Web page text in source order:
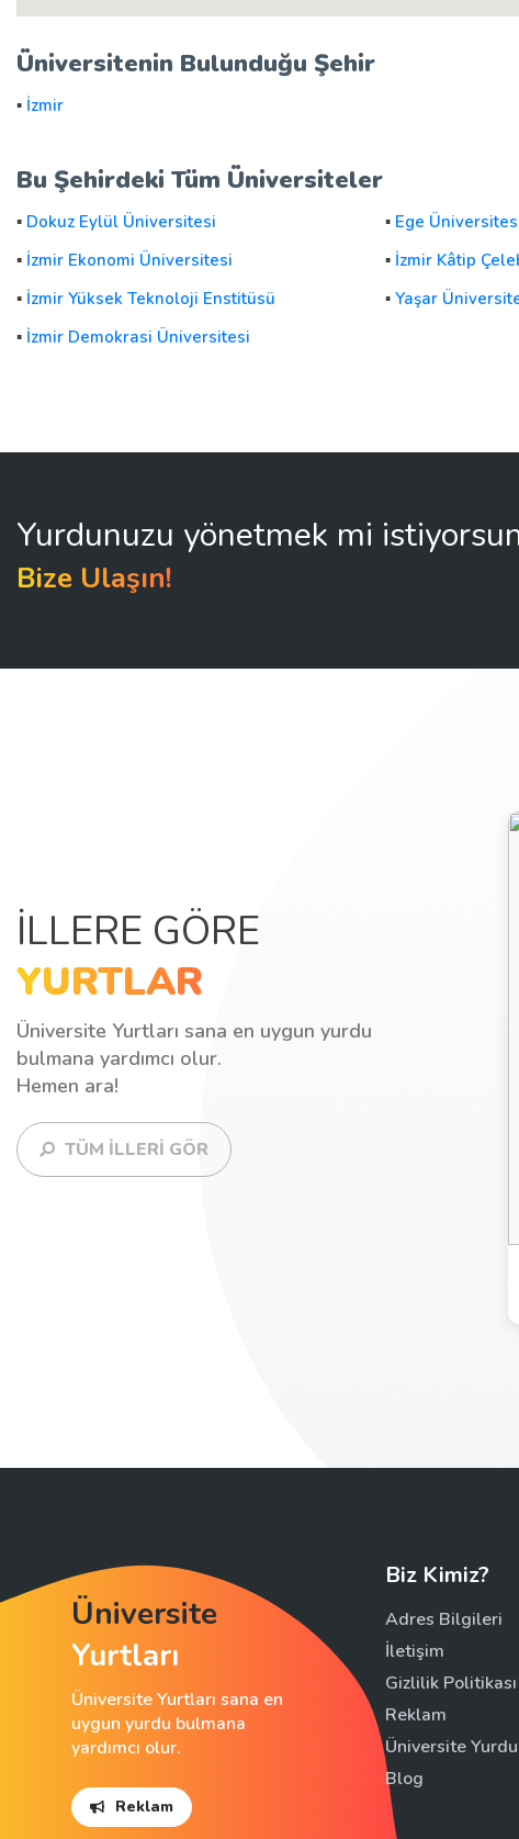
Üniversitenin Bulunduğu Şehir
▪ İzmir
Bu Şehirdeki Tüm Üniversiteler
▪ Dokuz Eylül Üniversitesi ▪ Ege
▪ İzmir Ekonomi Üniversitesi ▪ İzmir Kâtip
▪ İzmir Yüksek Teknoloji Enstitüsü ▪ Yaşar
▪ İzmir Demokrasi Üniversitesi
Yurdunuzu yönetmek mi
Bize Ulaşın!
İLLERE GÖRE
YURTLAR
Üniversite Yurtları sana en uygun yurdu
bulmana yardımcı olur.
Hemen ara!
TÜM İLLERİ GÖR
Üniversite
Yurtları
Üniversite Yurtları sana en
uygun yurdu bulmana
yardımcı olur.
Reklam
Biz Kimiz?
Adres Bilgileri
İletişim
Gizlilik Politikası
Reklam
Üniversite
Blog